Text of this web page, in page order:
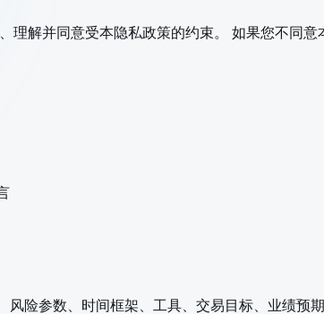
解并同意受本隐私政策的约束。 如果您不同意
险参数、时间框架、工具、交易目标、业绩预